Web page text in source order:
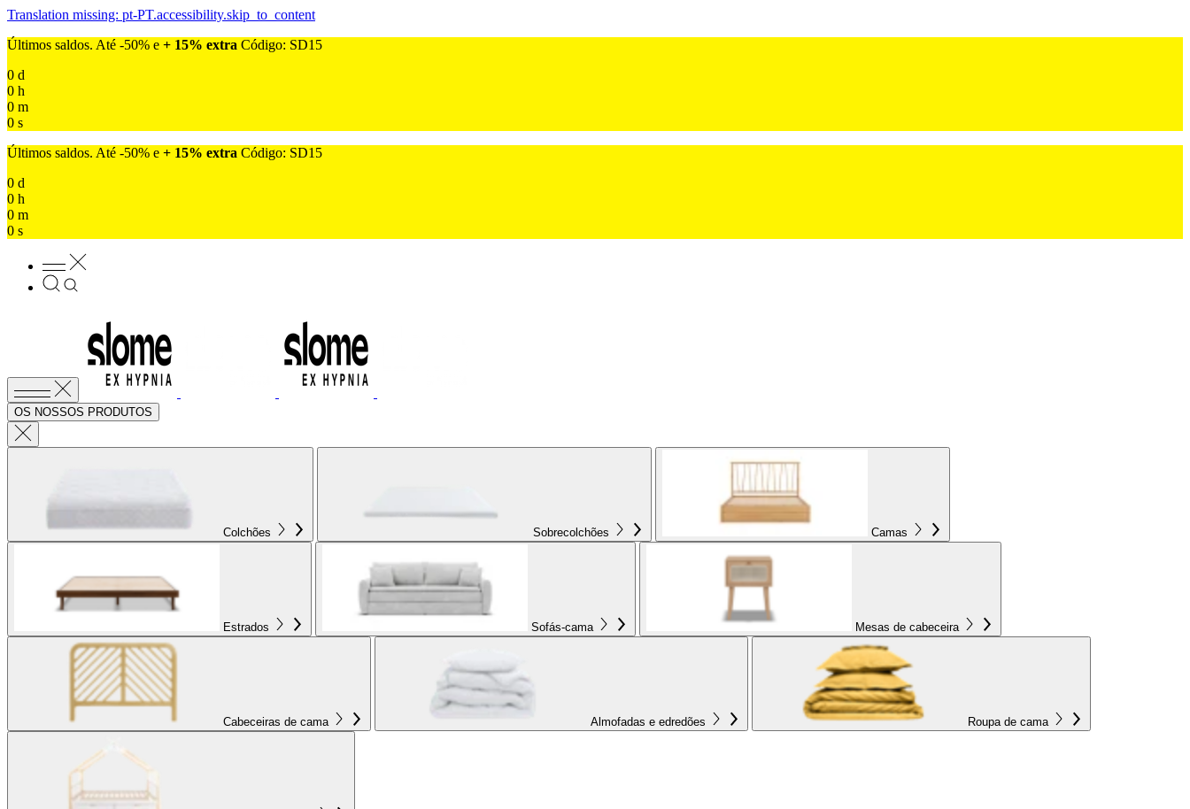
Translation missing: pt-PT.accessibility.skip_to_content
Últimos saldos. Até -50% e + 15% extra Código: SD15
0 d
0 h
0 m
0 s
Últimos saldos. Até -50% e + 15% extra Código: SD15
0 d
0 h
0 m
0 s
OS NOSSOS PRODUTOS
Colchões Sobrecolchões Camas
Estrados Sofás-cama Mesas de cabeceira
Cabeceiras de cama Almofadas e edredões Roupa de cama